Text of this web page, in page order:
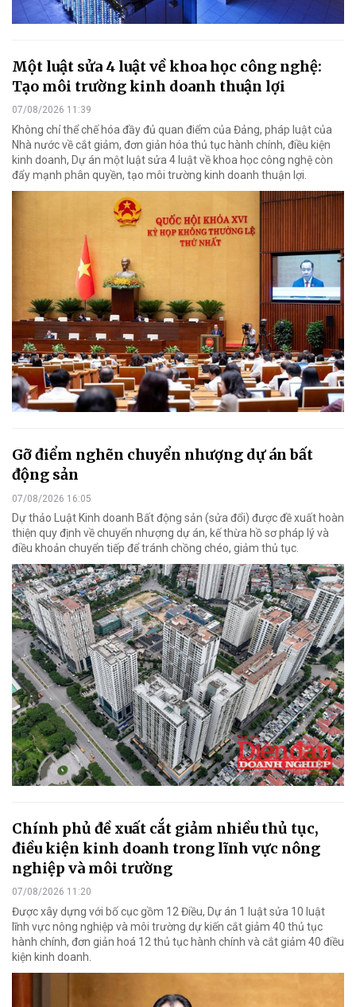
Một luật sửa 4 luật về khoa học công nghệ:
Tạo môi trường kinh doanh thuận lợi
07/08/2026 11:39
Không chỉ thể chế hóa đầy đủ quan điểm của Đảng, pháp luật của
Nhà nước về cắt giảm, đơn giản hóa thủ tục hành chính, điều kiện
kinh doanh, Dự án một luật sửa 4 luật về khoa học công nghệ còn
đẩy mạnh phân quyền, tạo môi trường kinh doanh thuận lợi.
Gỡ điểm nghẽn chuyển nhượng dự án bất
động sản
07/08/2026 16:05
Dự thảo Luật Kinh doanh Bất động sản (sửa đổi) được đề xuất hoàn
thiện quy định về chuyển nhượng dự án, kế thừa hồ sơ pháp lý và
điều khoản chuyển tiếp để tránh chồng chéo, giảm thủ tục.
Chính phủ đề xuất cắt giảm nhiều thủ tục,
điều kiện kinh doanh trong lĩnh vực nông
nghiệp và môi trường
07/08/2026 11:20
Được xây dựng với bố cục gồm 12 Điều, Dự án 1 luật sửa 10 luật
lĩnh vực nông nghiệp và môi trường dự kiến cắt giảm 40 thủ tục
hành chính, đơn giản hoá 12 thủ tục hành chính và cắt giảm 40 điều
kiện kinh doanh.